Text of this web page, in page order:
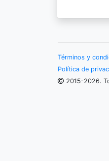
Términos y
Política de
2015-2026.